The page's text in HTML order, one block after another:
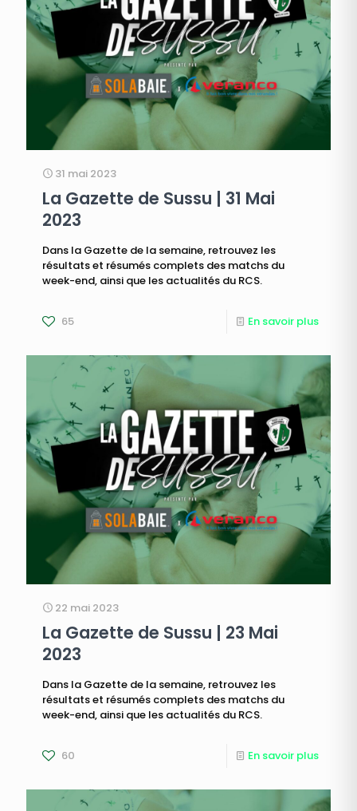
31 mai 2023
La Gazette de Sussu | 31 Mai
2023
Dans la Gazette de la semaine, retrouvez les
résultats et résumés complets des matchs du
week-end, ainsi que les actualités du RCS.
65 En savoir plus
22 mai 2023
La Gazette de Sussu | 23 Mai
2023
Dans la Gazette de la semaine, retrouvez les
résultats et résumés complets des matchs du
week-end, ainsi que les actualités du RCS.
60 En savoir plus